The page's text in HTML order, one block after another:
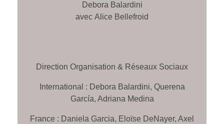
Debora Balardini
avec Alice Bellefroid
Direction Organisation & Réseaux Sociaux
International : Debora Balardini, Querena
García, Adriana Medina
France : Daniela Garcia, Eloïse DeNayer, Axel